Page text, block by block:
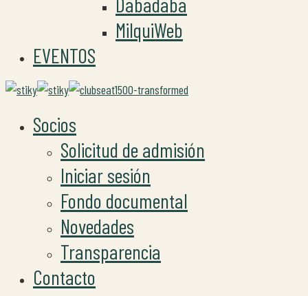
MilquiWeb
EVENTOS
Socios
Solicitud de admisión
Iniciar sesión
Fondo documental
Novedades
Transparencia
Contacto